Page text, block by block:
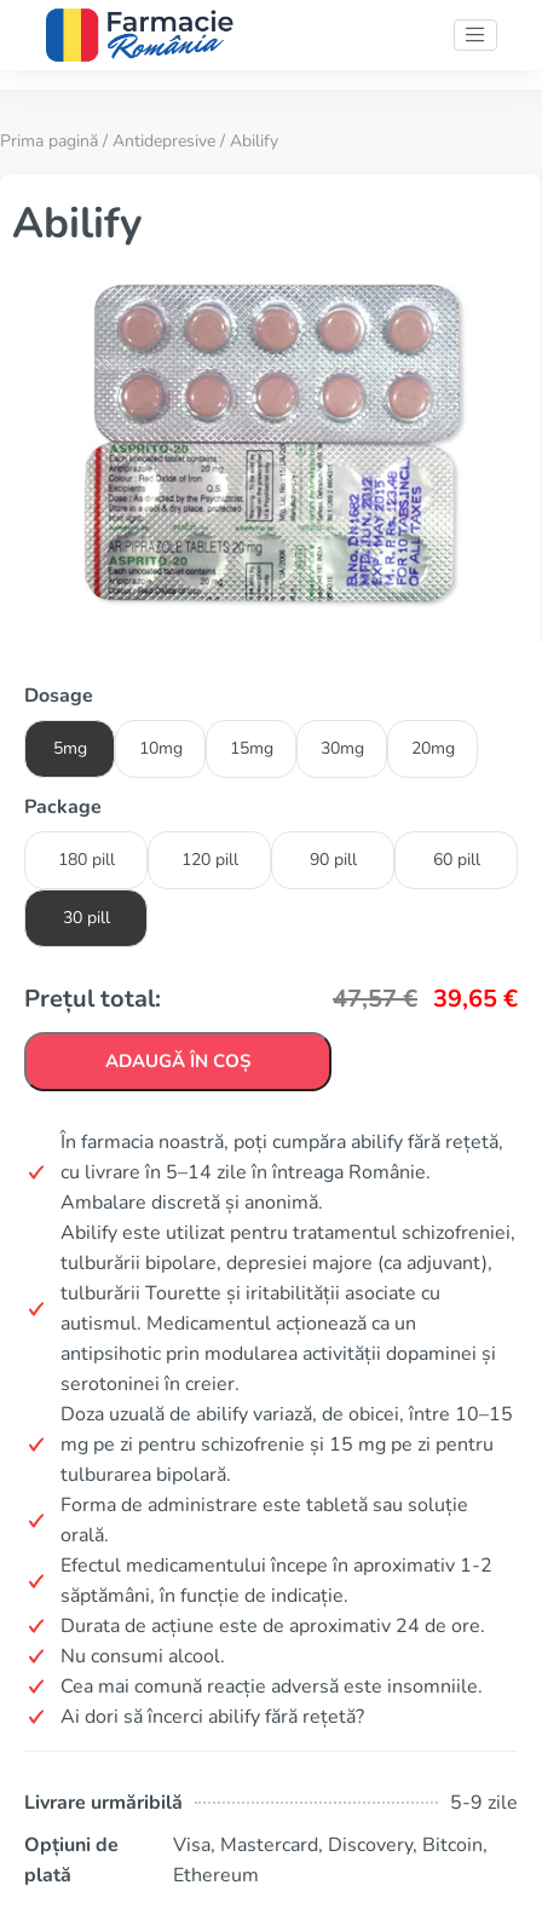
Prima pagină / Antidepresive / Abilify
Abilify
Dosage
5mg 10mg 15mg 30mg 20mg
Package
180 pill 120 pill 90 pill 60 pill
30 pill
Prețul total: 47,57€ 39,65€
ADAUGĂ ÎN COȘ
În farmacia noastră, poți cumpăra abilify fără rețetă,
cu livrare în 5–14 zile în întreaga Românie.
Ambalare discretă și anonimă.
Abilify este utilizat pentru tratamentul schizofreniei,
tulburării bipolare, depresiei majore (ca adjuvant),
tulburării Tourette și iritabilității asociate cu
autismul. Medicamentul acționează ca un
antipsihotic prin modularea activității dopaminei și
serotoninei în creier.
Doza uzuală de abilify variază, de obicei, între 10–15
mg pe zi pentru schizofrenie și 15 mg pe zi pentru
tulburarea bipolară.
Forma de administrare este tabletă sau soluție
orală.
Efectul medicamentului începe în aproximativ 1-2
săptămâni, în funcție de indicație.
Durata de acțiune este de aproximativ 24 de ore.
Nu consumi alcool.
Cea mai comună reacție adversă este insomniile.
Ai dori să încerci abilify fără rețetă?
Livrare urmăribilă
5-9 zile
Opțiuni de
plată
Visa, Mastercard, Discovery, Bitcoin,
Ethereum